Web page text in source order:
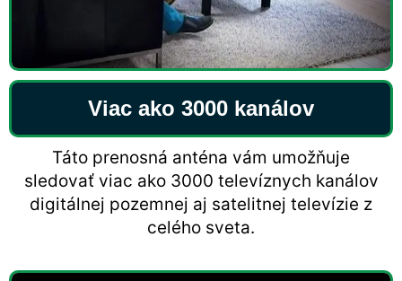
Viac ako 3000 kanálov
Táto prenosná anténa vám umožňuje
sledovať viac ako 3000 televíznych kanálov
digitálnej pozemnej aj satelitnej televízie z
celého sveta.